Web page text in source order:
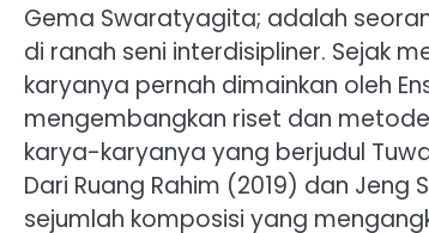
Gema Swaratyagita; adalah
di ranah seni interdisipliner. Sejak
karyanya pernah dimainkan oleh
mengembangkan riset dan
karya-karyanya yang berjudul
Dari Ruang Rahim (2019) dan Jeng
sejumlah komposisi yang